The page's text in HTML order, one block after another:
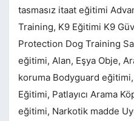
tasmasız itaat eğitimi
Training, K9 Eğitimi K9
Protection Dog Training
eğitimi, Alan, Eşya Obje,
koruma Bodyguard
Eğitimi, Patlayıcı Arama
eğitimi, Narkotik madde